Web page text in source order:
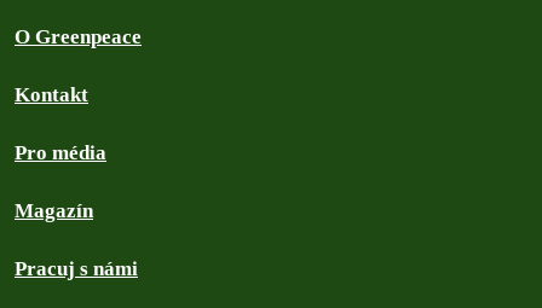
O Greenpeace
Kontakt
Pro média
Magazín
Pracuj s námi